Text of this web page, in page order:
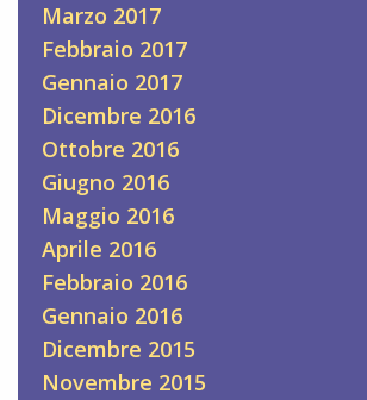
Marzo 2017
Febbraio 2017
Gennaio 2017
Dicembre 2016
Ottobre 2016
Giugno 2016
Maggio 2016
Aprile 2016
Febbraio 2016
Gennaio 2016
Dicembre 2015
Novembre 2015